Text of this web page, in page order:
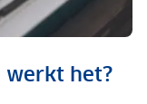
werkt het?